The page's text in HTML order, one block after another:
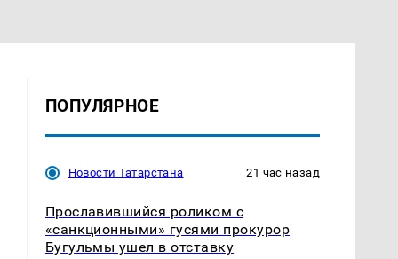
ПОПУЛЯРНОЕ
Новости Татарстана 21 час назад
Прославившийся роликом с
«санкционными» гусями прокурор
Бугульмы ушел в отставку